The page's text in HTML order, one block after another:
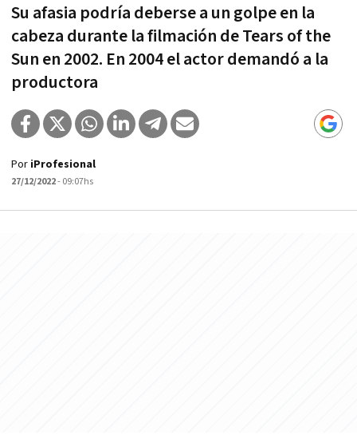
Su afasia podría deberse a un golpe en la
cabeza durante la filmación de Tears of the
Sun en 2002. En 2004 el actor demandó a la
productora
Por iProfesional
27/12/2022- 09:07hs